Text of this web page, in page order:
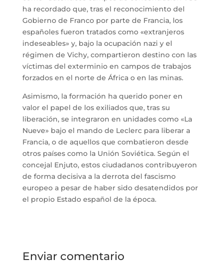
ha recordado que, tras el reconocimiento del
Gobierno de Franco por parte de Francia, los
españoles fueron tratados como «extranjeros
indeseables» y, bajo la ocupación nazi y el
régimen de Vichy, compartieron destino con las
víctimas del exterminio en campos de trabajos
forzados en el norte de África o en las minas.
Asimismo, la formación ha querido poner en
valor el papel de los exiliados que, tras su
liberación, se integraron en unidades como «La
Nueve» bajo el mando de Leclerc para liberar a
Francia, o de aquellos que combatieron desde
otros países como la Unión Soviética. Según el
concejal Enjuto, estos ciudadanos contribuyeron
de forma decisiva a la derrota del fascismo
europeo a pesar de haber sido desatendidos por
el propio Estado español de la época.
Enviar comentario